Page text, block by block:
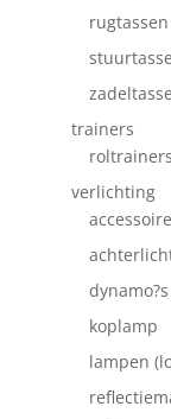
rugtassen
trainers
roltrainers
verlichting
dynamo?s
koplamp
lampen